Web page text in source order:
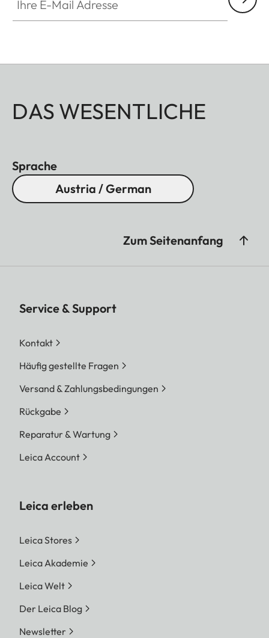
DAS WESENTLICHE
Sprache
Austria / German
Zum Seitenanfang
Service & Support
Kontakt
Häufig gestellte Fragen
Versand & Zahlungsbedingungen
Rückgabe
Reparatur & Wartung
Leica Account
Leica erleben
Leica Stores
Leica Akademie
Leica Welt
Der Leica Blog
Newsletter